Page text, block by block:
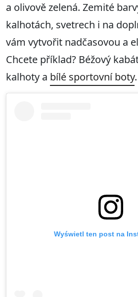
a olivově zelená. Zemité
kalhotách, svetrech i na
vám vytvořit nadčasovou a
Chcete příklad? Béžový
kalhoty a bílé sportovní boty.
Wyświetl ten post na